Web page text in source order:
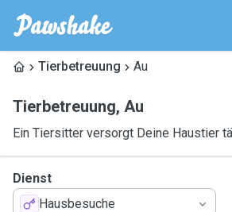
Tierbetreuung Au
Tierbetreuung, Au
Ein Tiersitter versorgt Deine Haustier
Dienst
Hausbesuche